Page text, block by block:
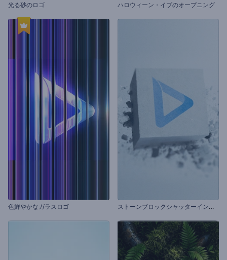
光る砂のロゴ ハロウィーン・イブのオープニング
色鮮やかなガラスロゴ ス
トーンブロックシャッターイントロ